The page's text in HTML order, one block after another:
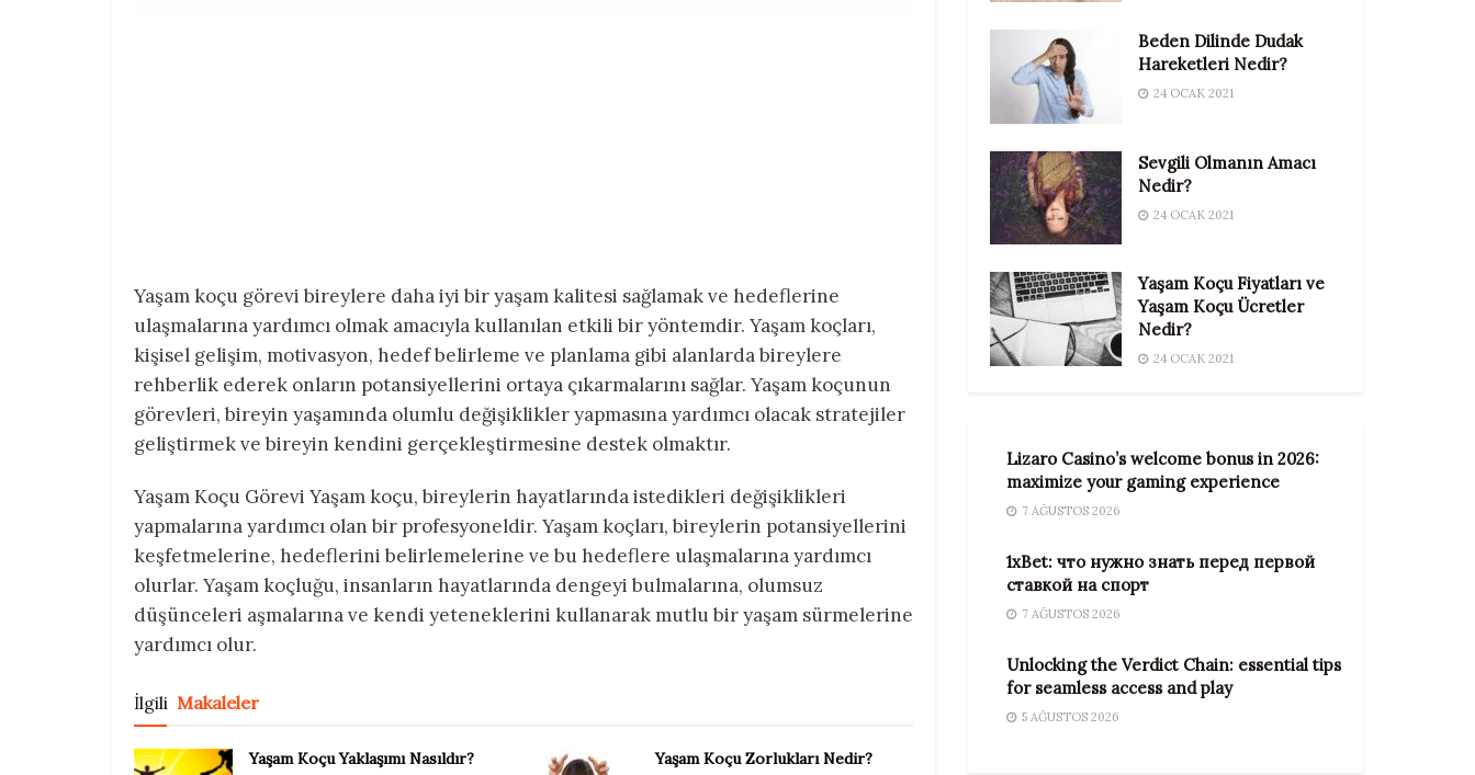
Yaşam koçu görevi bireylere daha iyi bir yaşam kalitesi sağlamak ve hedeflerine
ulaşmalarına yardımcı olmak amacıyla kullanılan etkili bir yöntemdir. Yaşam koçları,
kişisel gelişim, motivasyon, hedef belirleme ve planlama gibi alanlarda bireylere
rehberlik ederek onların potansiyellerini ortaya çıkarmalarını sağlar. Yaşam koçunun
görevleri, bireyin yaşamında olumlu değişiklikler yapmasına yardımcı olacak stratejiler
geliştirmek ve bireyin kendini gerçekleştirmesine destek olmaktır.
Yaşam Koçu Görevi Yaşam koçu, bireylerin hayatlarında istedikleri değişiklikleri
yapmalarına yardımcı olan bir profesyoneldir. Yaşam koçları, bireylerin potansiyellerini
keşfetmelerine, hedeflerini belirlemelerine ve bu hedeflere ulaşmalarına yardımcı
olurlar. Yaşam koçluğu, insanların hayatlarında dengeyi bulmalarına, olumsuz
düşünceleri aşmalarına ve kendi yeteneklerini kullanarak mutlu bir yaşam sürmelerine
yardımcı olur.
İlgili Makaleler
Yaşam Koçu Yaklaşımı Nasıldır? Yaşam Koçu Zorlukları Nedir?
Beden Dilinde Dudak
Hareketleri Nedir?
24 OCAK 2021
Sevgili Olmanın Amacı
Nedir?
24 OCAK 2021
Yaşam Koçu Fiyatları ve
Yaşam Koçu Ücretler
Nedir?
24 OCAK 2021
Lizaro Casino’s welcome bonus in 2026:
maximize your gaming experience
7 AĞUSTOS 2026
1xBet: что нужно знать перед первой
ставкой на спорт
7 AĞUSTOS 2026
Unlocking the Verdict Chain: essential tips
for seamless access and play
5 AĞUSTOS 2026